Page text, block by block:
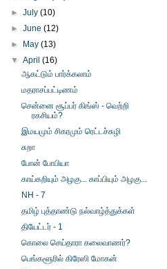
►July(10)
►June(12)
►
May(13)
▼April(16)
ஆகட்டும் பார்க்கலாம்
மதராசப்பட்டிணம்
சென்னை சூப்பர் கிங்ஸ் - வெற்றி
ரகசியம்?
இமயமும் சிகரமும் ரெட்டச்சுழி
சுறா
போன் போபியா
காய்கறியும் அழகு... காப்பியும் அழகு...
NH - 7
தமிழ் புத்தாண்டு நல்வாழ்த்துக்கள்
தியேட்டர் - 1
கொலை செய்தாரா கலைவாணர்?
பெங்களூரில் கிரேஸி மோகன்